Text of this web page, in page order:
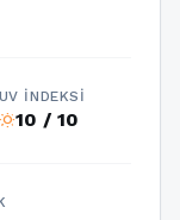
UV İNDEKSI
wb_sunny10 / 10